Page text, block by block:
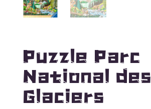
Puzzle Parc
National des
Glaciers